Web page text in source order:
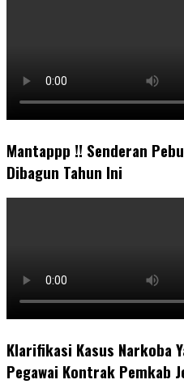
Mantappp !! Senderan
Dibagun Tahun Ini
Klarifikasi Kasus Narkoba
Pegawai Kontrak Pemkab